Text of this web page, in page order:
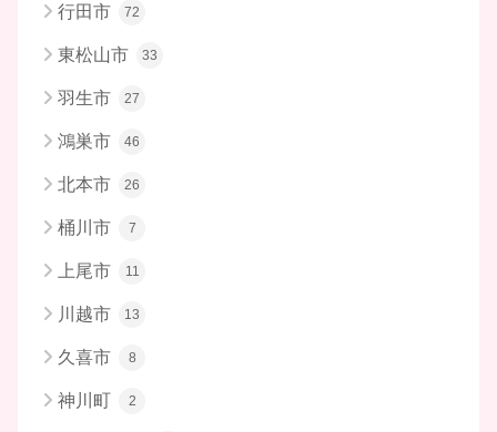
行田市 72
東松山市 33
羽生市 27
鴻巣市 46
北本市 26
桶川市 7
上尾市 11
川越市 13
久喜市 8
神川町 2